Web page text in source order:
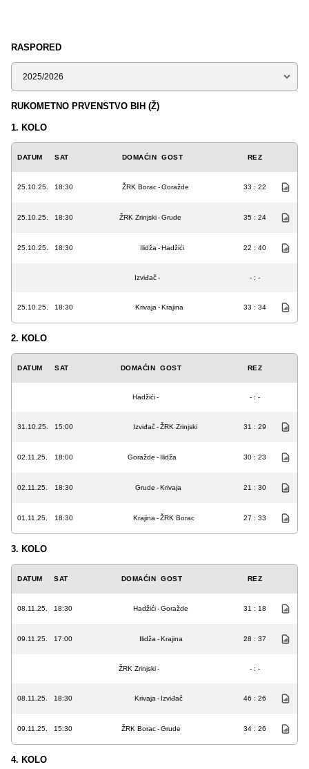
RASPORED
Sezona
RUKOMETNO PRVENSTVO BIH (Ž)
1. KOLO
DATUM SAT DOMAĆIN GOST REZ
25.10.25. 18:30 ŽRK Borac-Goražde 33 : 22
25.10.25. 18:30 ŽRK Zrinjski-Grude 35 : 24
25.10.25. 18:30 Ilidža -Hadžići 22 : 40
Izviđač- - : -
25.10.25. 18:30 Krivaja -Krajina 33 : 34
2. KOLO
DATUM SAT DOMAĆIN GOST REZ
Hadžići- - : -
31.10.25. 15:00 Izviđač-ŽRK Zrinjski 31 : 29
02.11.25. 18:00 Goražde - Ilidža 30 : 23
02.11.25. 18:30 Grude -Krivaja 21 : 30
01.11.25. 18:30 Krajina -ŽRK Borac 27 : 33
3. KOLO
DATUM SAT DOMAĆIN GOST REZ
08.11.25. 18:30 Hadžići-Goražde 31 : 18
09.11.25. 17:00 Ilidža -Krajina 28 : 37
ŽRK Zrinjski- - : -
08.11.25. 18:30 Krivaja - Izviđač 46 : 26
09.11.25. 15:30 ŽRK Borac-Grude 34 : 26
4. KOLO